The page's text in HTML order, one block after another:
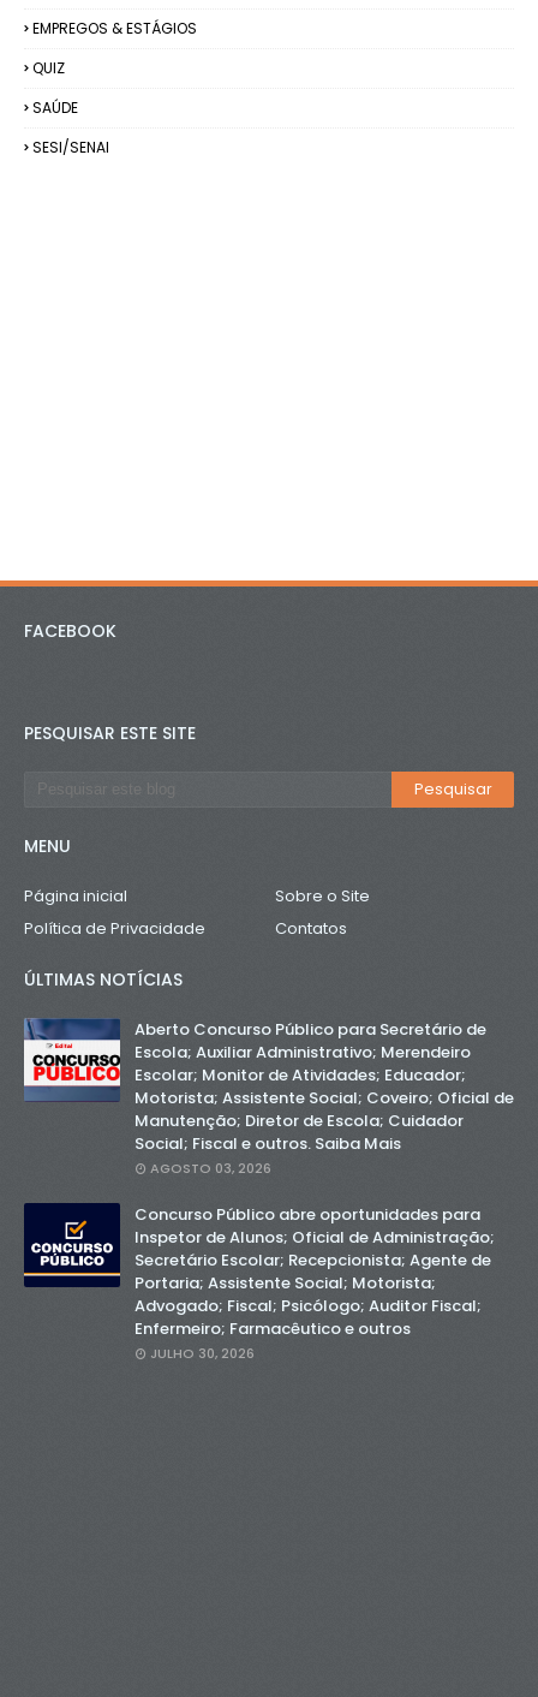
EMPREGOS & ESTÁGIOS
QUIZ
SAÚDE
SESI/SENAI
FACEBOOK
PESQUISAR ESTE SITE
MENU
Página inicial
Sobre o Site
Política de Privacidade
Contatos
ÚLTIMAS NOTÍCIAS
Aberto Concurso Público para Secretário de
Escola; Auxiliar Administrativo; Merendeiro
Escolar; Monitor de Atividades; Educador;
Motorista; Assistente Social; Coveiro; Oficial de
Manutenção; Diretor de Escola; Cuidador
Social; Fiscal e outros. Saiba Mais
AGOSTO 03, 2026
Concurso Público abre oportunidades para
Inspetor de Alunos; Oficial de Administração;
Secretário Escolar; Recepcionista; Agente de
Portaria; Assistente Social; Motorista;
Advogado; Fiscal; Psicólogo; Auditor Fiscal;
Enfermeiro; Farmacêutico e outros
JULHO 30, 2026